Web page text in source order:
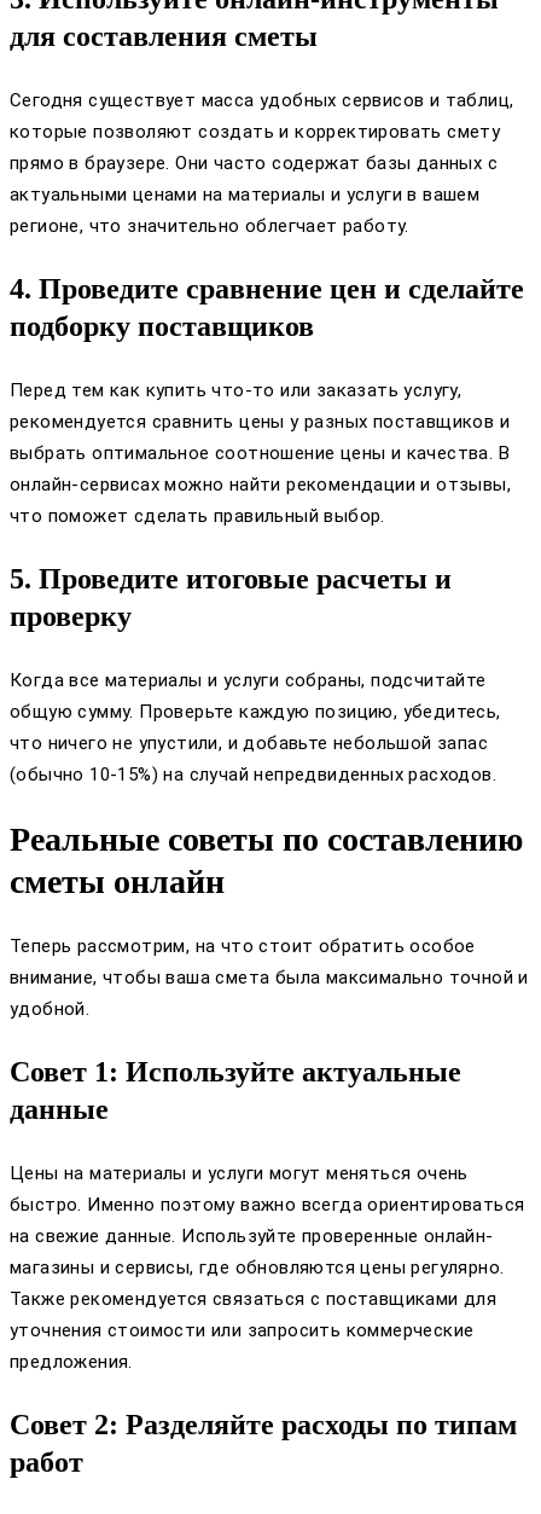
для составления сметы
Сегодня существует масса удобных сервисов и таблиц,
которые позволяют создать и корректировать смету
прямо в браузере. Они часто содержат базы данных с
актуальными ценами на материалы и услуги в вашем
регионе, что значительно облегчает работу.
4. Проведите сравнение цен и сделайте
подборку поставщиков
Перед тем как купить что-то или заказать услугу,
рекомендуется сравнить цены у разных поставщиков и
выбрать оптимальное соотношение цены и качества. В
онлайн-сервисах можно найти рекомендации и отзывы,
что поможет сделать правильный выбор.
5. Проведите итоговые расчеты и
проверку
Когда все материалы и услуги собраны, подсчитайте
общую сумму. Проверьте каждую позицию, убедитесь,
что ничего не упустили, и добавьте небольшой запас
(обычно 10-15%) на случай непредвиденных расходов.
Реальные советы по составлению
сметы онлайн
Теперь рассмотрим, на что стоит обратить особое
внимание, чтобы ваша смета была максимально точной и
удобной.
Совет 1: Используйте актуальные
данные
Цены на материалы и услуги могут меняться очень
быстро. Именно поэтому важно всегда ориентироваться
на свежие данные. Используйте проверенные онлайн-
магазины и сервисы, где обновляются цены регулярно.
Также рекомендуется связаться с поставщиками для
уточнения стоимости или запросить коммерческие
предложения.
Совет 2: Разделяйте расходы по типам
работ